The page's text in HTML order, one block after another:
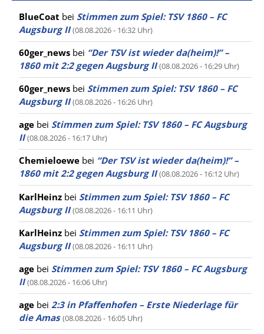
BlueCoat bei Stimmen zum Spiel: TSV 1860 – FC
Augsburg II (08.08.2026 - 16:32 Uhr)
60ger_news bei “Der TSV ist wieder da(heim)!” –
1860 mit 2:2 gegen Augsburg II (08.08.2026 - 16:29 Uhr)
60ger_news bei Stimmen zum Spiel: TSV 1860 – FC
Augsburg II (08.08.2026 - 16:26 Uhr)
age bei Stimmen zum Spiel: TSV 1860 – FC Augsburg
II (08.08.2026 - 16:17 Uhr)
Chemieloewe bei “Der TSV ist wieder da(heim)!” –
1860 mit 2:2 gegen Augsburg II (08.08.2026 - 16:12 Uhr)
KarlHeinz bei Stimmen zum Spiel: TSV 1860 – FC
Augsburg II (08.08.2026 - 16:11 Uhr)
KarlHeinz bei Stimmen zum Spiel: TSV 1860 – FC
Augsburg II (08.08.2026 - 16:11 Uhr)
age bei Stimmen zum Spiel: TSV 1860 – FC Augsburg
II (08.08.2026 - 16:06 Uhr)
age bei 2:3 in Pfaffenhofen – Erste Niederlage für
die Amas (08.08.2026 - 16:05 Uhr)